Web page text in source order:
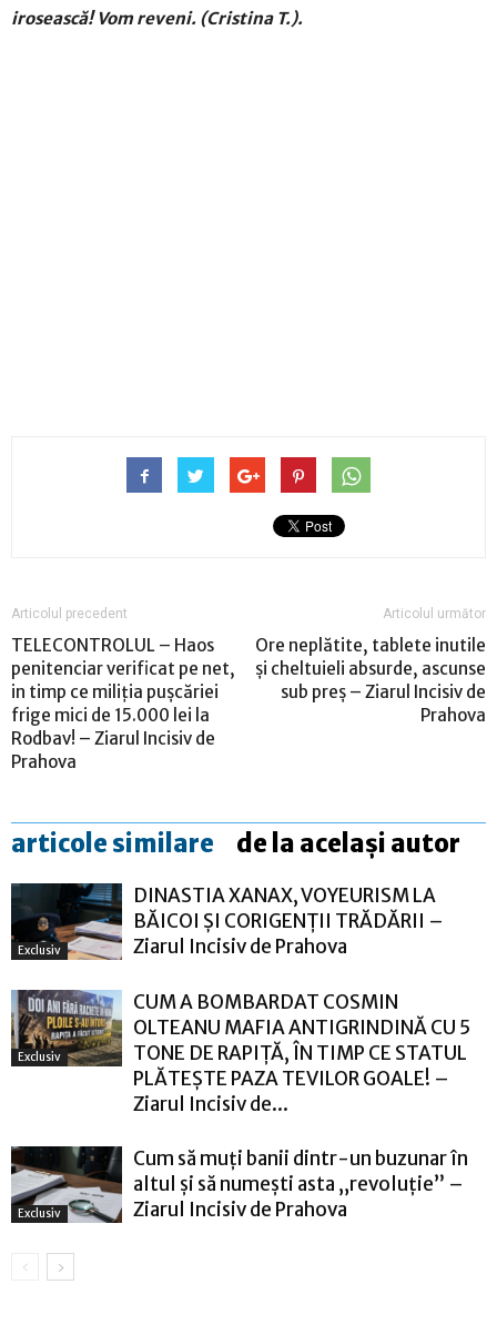
irosească! Vom reveni. (Cristina T.).
Articolul precedent
TELECONTROLUL – Haos
penitenciar verificat pe net,
in timp ce miliția pușcăriei
frige mici de 15.000 lei la
Rodbav! – Ziarul Incisiv de
Prahova
Articolul următor
Ore neplătite, tablete inutile
și cheltuieli absurde, ascunse
sub preș – Ziarul Incisiv de
Prahova
articole similare de la același autor
Exclusiv
DINASTIA XANAX, VOYEURISM LA
BĂICOI ȘI CORIGENȚII TRĂDĂRII –
Ziarul Incisiv de Prahova
Exclusiv
CUM A BOMBARDAT COSMIN
OLTEANU MAFIA ANTIGRINDINĂ CU 5
TONE DE RAPIȚĂ, ÎN TIMP CE STATUL
PLĂTEȘTE PAZA TEVILOR GOALE! –
Ziarul Incisiv de...
Exclusiv
Cum să muți banii dintr-un buzunar în
altul și să numești asta „revoluție” –
Ziarul Incisiv de Prahova